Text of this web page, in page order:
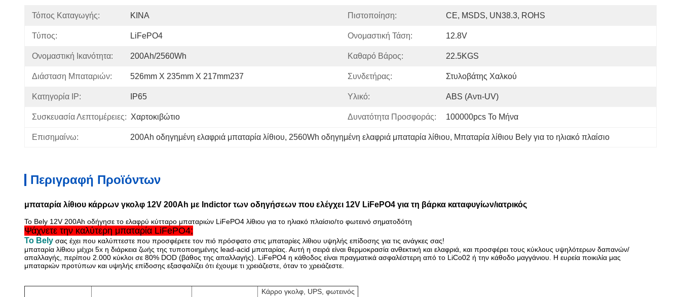
Τόπος Καταγωγής: ΚΙΝΑ Πιστοποίηση: CE, MSDS, UN38.3, ROHS
Τύπος: LiFePO4 Ονομαστική Τάση: 12.8V
Ονομαστική Ικανότητα: 200Ah/2560Wh Καθαρό Βάρος: 22.5KGS
Διάσταση Μπαταριών: 526mm X 235mm Χ 217mm237 Συνδετήρας: Στυλοβάτης Χαλκού
Κατηγορία IP: IP65 Υλικό: ABS (αντι-UV)
Συσκευασία Λεπτομέρειες: Χαρτοκιβώτιο Δυνατότητα Προσφοράς: 100000pcs Το Μήνα
Επισημαίνω: 200Ah οδηγημένη ελαφριά μπαταρία λίθιου, 2560Wh οδηγημένη ελαφριά μπαταρία λίθιου, Μπαταρία λίθιου Bely για το ηλιακό πλαίσιο
Περιγραφή Προϊόντων
μπαταρία λίθιου κάρρων γκολφ 12V 200Ah με Indictor των οδηγήσεων που ελέγχει 12V LiFePO4 για τη βάρκα καταφυγίων/ιατρικός
Το Bely 12V 200Ah οδήγησε το ελαφρύ κύτταρο μπαταριών LiFePO4 λίθιου για το ηλιακό πλαίσιο/το φωτεινό σηματοδότη
Ψάχνετε την καλύτερη μπαταρία LiFePO4;
Το Bely σας έχει που καλύπτεστε που προσφέρετε τον πιό πρόσφατο στις μπαταρίες λίθιου υψηλής επίδοσης για τις ανάγκες σας!
μπαταρία λίθιου μέχρι 5x η διάρκεια ζωής της τυποποιημένης lead-acid μπαταρίας. Αυτή η σειρά είναι θερμοκρασία ανθεκτική και ελαφριά, και προσφέρει τους κύκλους υψηλότερων δαπανών/
απαλλαγής, περίπου 2.000 κύκλοι σε 80% DOD (βάθος της απαλλαγής). LiFePO4 η κάθοδος είναι πραγματικά ασφαλέστερη από το LiCo02 ή την κάθοδο μαγγάνιου. Η ευρεία ποικιλία μας
μπαταριών προτύπων και υψηλής επίδοσης εξασφαλίζει ότι έχουμε τι χρειάζεστε, όταν το χρειάζεστε.
Κάρρο γκολφ, UPS, φωτεινός